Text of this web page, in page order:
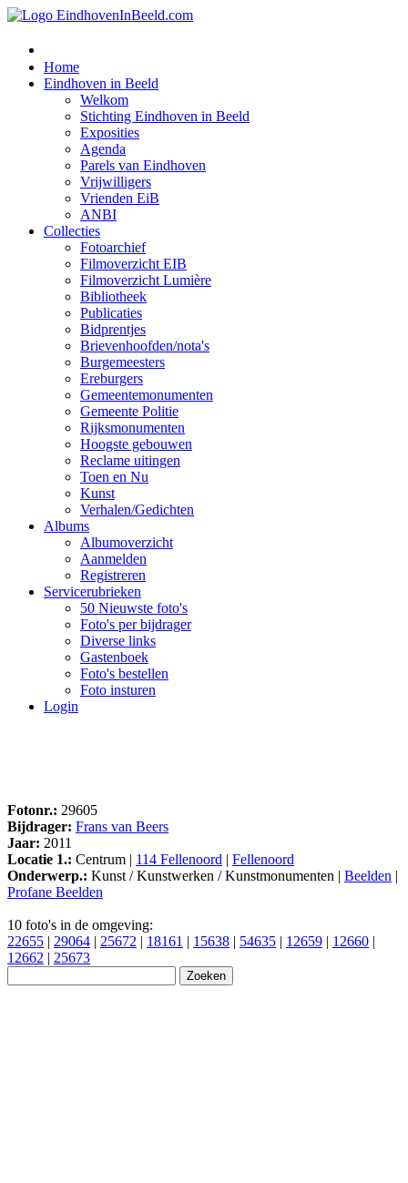
Home
Eindhoven in Beeld
Welkom
Stichting Eindhoven in Beeld
Exposities
Agenda
Parels van Eindhoven
Vrijwilligers
Vrienden EiB
ANBI
Collecties
Fotoarchief
Filmoverzicht EIB
Filmoverzicht Lumière
Bibliotheek
Publicaties
Bidprentjes
Brievenhoofden/nota's
Burgemeesters
Ereburgers
Gemeentemonumenten
Gemeente Politie
Rijksmonumenten
Hoogste gebouwen
Reclame uitingen
Toen en Nu
Kunst
Verhalen/Gedichten
Albums
Albumoverzicht
Aanmelden
Registreren
Servicerubrieken
50 Nieuwste foto's
Foto's per bijdrager
Diverse links
Gastenboek
Foto's bestellen
Foto insturen
Login
Fotonr.: 29605
Bijdrager: Frans van Beers
Jaar: 2011
Locatie 1.: Centrum | 114 Fellenoord | Fellenoord
Onderwerp.: Kunst / Kunstwerken / Kunstmonumenten | Beelden |
Profane Beelden
10 foto's in de omgeving:
22655 | 29064 | 25672 | 18161 | 15638 | 54635 | 12659 | 12660 |
12662 | 25673